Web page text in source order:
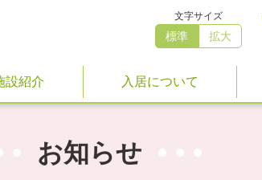
文字サイズ
標準 拡大
設紹介 入居について
お知らせ